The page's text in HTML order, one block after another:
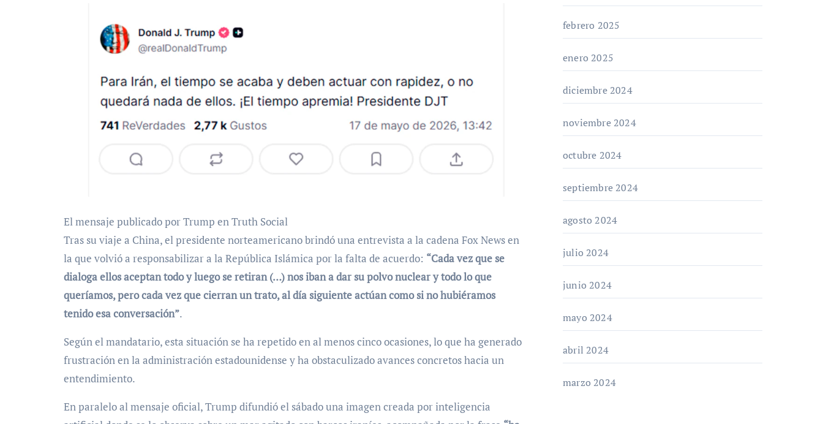
El mensaje publicado por Trump en Truth Social
Tras su viaje a China, el presidente norteamericano brindó una entrevista a la cadena Fox News en
la que volvió a responsabilizar a la República Islámica por la falta de acuerdo: “Cada vez que se
dialoga ellos aceptan todo y luego se retiran (…) nos iban a dar su polvo nuclear y todo lo que
queríamos, pero cada vez que cierran un trato, al día siguiente actúan como si no hubiéramos
tenido esa conversación”.
Según el mandatario, esta situación se ha repetido en al menos cinco ocasiones, lo que ha generado
frustración en la administración estadounidense y ha obstaculizado avances concretos hacia un
entendimiento.
En paralelo al mensaje oficial, Trump difundió el sábado una imagen creada por inteligencia
febrero 2025
enero 2025
diciembre 2024
noviembre 2024
octubre 2024
septiembre 2024
agosto 2024
julio 2024
junio 2024
mayo 2024
abril 2024
marzo 2024